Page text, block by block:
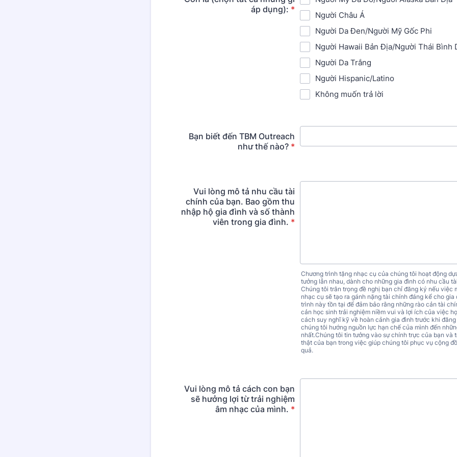
áp dụng): *
Người Châu Á
Người Da Đen/Người Mỹ Gốc Phi
Người Hawaii Bản Địa/Người Thái Bình
Người Da Trắng
Người Hispanic/Latino
Không muốn trả lời
Bạn biết đến TBM Outreach
như thế nào? *
Vui lòng mô tả nhu cầu tài
chính của bạn. Bao gồm thu
nhập hộ gia đình và số thành
viên trong gia đình. *
Chương trình tặng nhạc cụ của chúng tôi hoạt động
tưởng lẫn nhau, dành cho những gia đình có nhu cầu
Chúng tôi trân trọng đề nghị bạn chỉ đăng ký nếu việc
nhạc cụ sẽ tạo ra gánh nặng tài chính đáng kể cho gia
trình này tồn tại để đảm bảo rằng những rào cản tài
cản học sinh trải nghiệm niềm vui và lợi ích của việc
cách suy nghĩ kỹ về hoàn cảnh gia đình trước khi
chúng tôi hướng nguồn lực hạn chế của mình đến
nhất.Chúng tôi tin tưởng vào sự chính trực của bạn và
thật của bạn trong việc giúp chúng tôi phục vụ cộng
quả.
Vui lòng mô tả cách con bạn
sẽ hưởng lợi từ trải nghiệm
âm nhạc của mình. *